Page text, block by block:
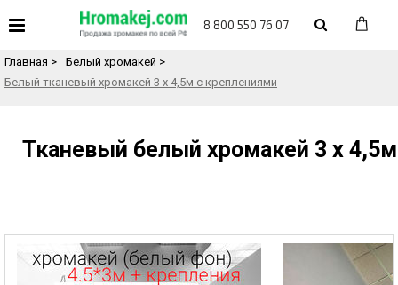
8 800 550 76 07
Назад в каталог товаров
Главная > Белый хромакей >
Белый тканевый хромакей 3 х 4,5м с креплениями
Тканевый белый хромакей 3 х 4,5м